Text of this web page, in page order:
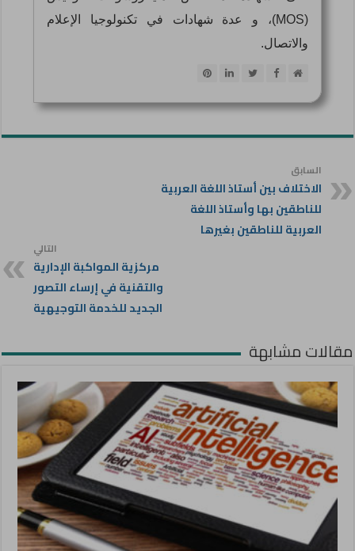
(MOS)، و عدة شهادات في تكنولوجيا الإعلام
والاتصال.
السابق
الاختلاف بين أستاذ اللغة العربية
للناطقين بها وأستاذ اللغة
العربية للناطقين بغيرها
التالي
مركزية المواكبة الإدارية
والتقنية في إرساء التصور
الجديد للخدمة التوجيهية
مقالات مشابهة